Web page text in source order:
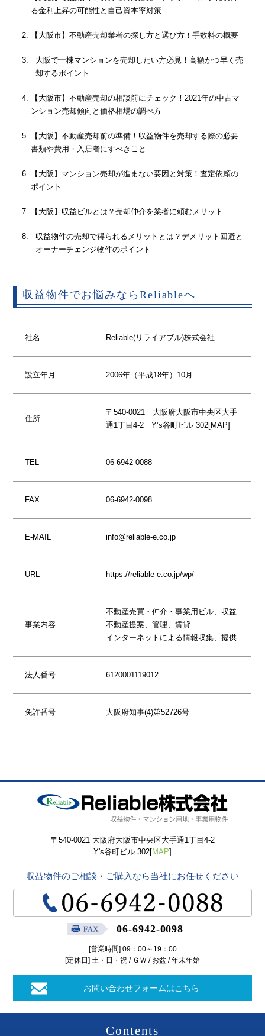
る金利上昇の可能性と自己資本率対策
【大阪市】不動産売却業者の探し方と選び方！手数料の概要
大阪で一棟マンションを売却したい方必見！高額かつ早く売
却するポイント
【大阪市】不動産売却の相談前にチェック！2021年の中古マ
ンション売却傾向と価格相場の調べ方
【大阪】不動産売却前の準備！収益物件を売却する際の必要
書類や費用・入居者にすべきこと
【大阪】マンション売却が進まない要因と対策！査定依頼の
ポイント
【大阪】収益ビルとは？売却仲介を業者に頼むメリット
収益物件の売却で得られるメリットとは？デメリット回避と
オーナーチェンジ物件のポイント
収益物件でお悩みならReliableへ
社名 Reliable(リライアブル)株式会社
設立年月 2006年（平成18年）10月
住所
〒540-0021 大阪府大阪市中央区大手
通1丁目4-2 Y’s谷町ビル 302[MAP]
TEL 06-6942-0088
FAX 06-6942-0098
E-MAIL info@reliable-e.co.jp
URL https://reliable-e.co.jp/wp/
事業内容
不動産売買・仲介・事業用ビル、収益
不動産提案、管理、賃貸
インターネットによる情報収集、提供
法人番号 6120001119012
免許番号 大阪府知事(4)第52726号
〒540-0021 大阪府大阪市中央区大手通1丁目4-2
Y's谷町ビル 302[MAP]
収益物件のご相談・ご購入なら当社にお任せください
06-6942-0098
[営業時間] 09：00～19：00
[定休日] 土・日・祝 / ＧＷ / お盆 / 年末年始
お問い合わせフォームはこちら
Contents